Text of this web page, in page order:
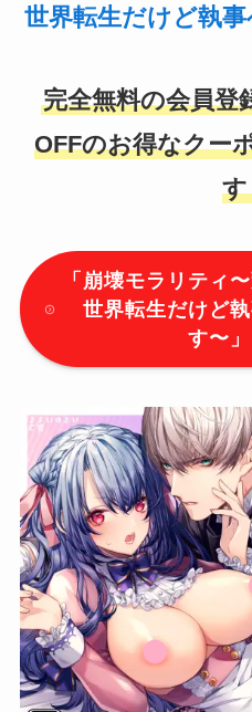
世界転生だけど執
完全無料の会員登
OFFのお得なクー
す
「 崩壊モラリティ
世界転生だけど
す〜